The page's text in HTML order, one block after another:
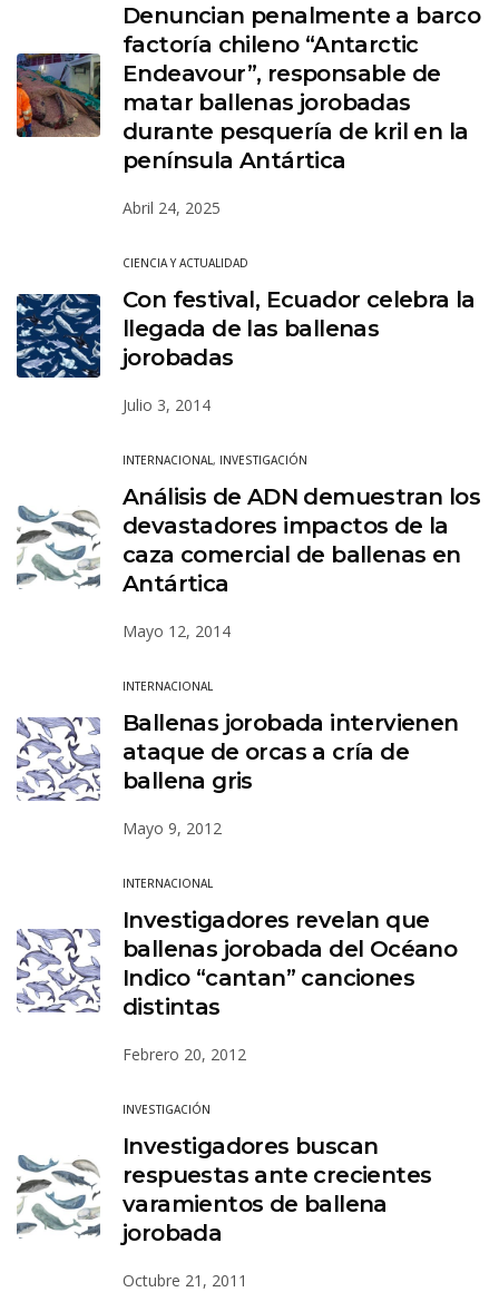
Denuncian penalmente a barco
factoría chileno “Antarctic
Endeavour”, responsable de
matar ballenas jorobadas
durante pesquería de kril en la
península Antártica
Abril 24, 2025
CIENCIA Y ACTUALIDAD
Con festival, Ecuador celebra la
llegada de las ballenas
jorobadas
Julio 3, 2014
INTERNACIONAL, INVESTIGACIÓN
Análisis de ADN demuestran los
devastadores impactos de la
caza comercial de ballenas en
Antártica
Mayo 12, 2014
INTERNACIONAL
Ballenas jorobada intervienen
ataque de orcas a cría de
ballena gris
Mayo 9, 2012
INTERNACIONAL
Investigadores revelan que
ballenas jorobada del Océano
Indico “cantan” canciones
distintas
Febrero 20, 2012
INVESTIGACIÓN
Investigadores buscan
respuestas ante crecientes
varamientos de ballena
jorobada
Octubre 21, 2011